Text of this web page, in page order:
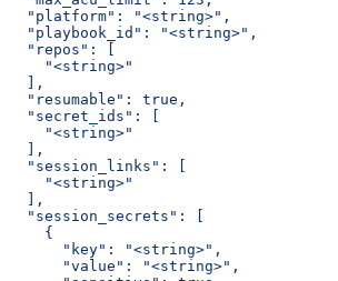
  "platform": "<string>",
  "playbook_id": "<string>",
  "repos": [
    "<string>"
  ],
  "resumable": true,
  "secret_ids": [
    "<string>"
  ],
  "session_links": [
    "<string>"
  ],
  "session_secrets": [
    {
      "key": "<string>",
      "value": "<string>",